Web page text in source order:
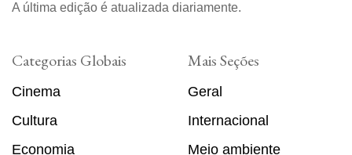
A última edição é atualizada diariamente.
Categorias Globais
Cinema
Cultura
Economia
Mais Seções
Geral
Internacional
Meio ambiente